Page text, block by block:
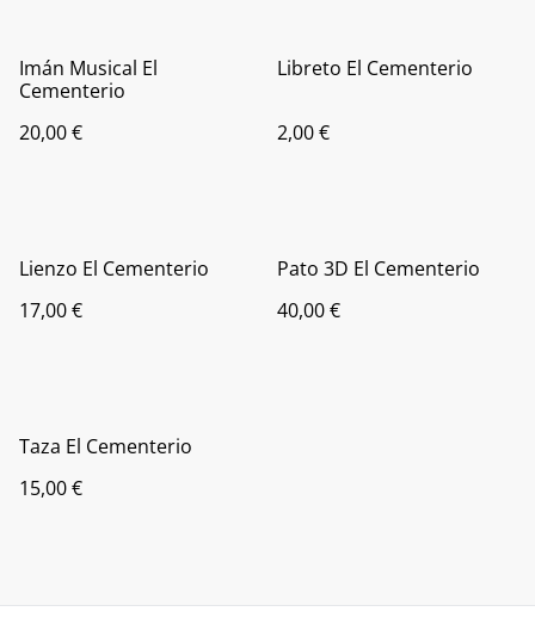
Imán Musical El
Cementerio
20,00 €
Libreto El Cementerio
2,00 €
Lienzo El Cementerio
17,00 €
Pato 3D El Cementerio
40,00 €
Taza El Cementerio
15,00 €